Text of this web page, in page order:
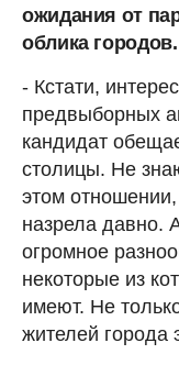
ожидания от
облика городов.
- Кстати,
предвыборных
кандидат
столицы. Не
этом
назрела давно.
огромное
некоторые из
имеют. Не
жителей города